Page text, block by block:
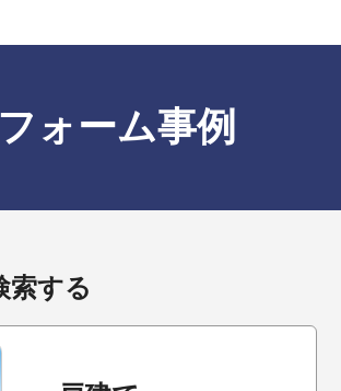
ォーム事例
索する